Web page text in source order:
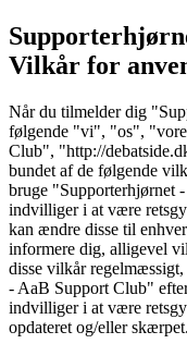
Vilkår for
Når du tilmelder dig
følgende "vi", "os",
Club", "http://
bundet af de følgende
bruge "Supporterhjørnet
indvilliger i at være
kan ændre disse til
informere dig, alligevel
disse vilkår
- AaB Support Club"
indvilliger i at være
opdateret og/eller skærpet.